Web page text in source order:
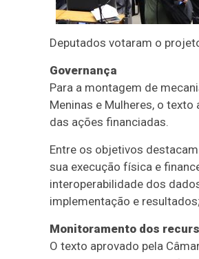
Deputados votaram o
Governança
Para a montagem de
Meninas e Mulheres, o
das ações financiadas.
Entre os objetivos
sua execução física e
interoperabilidade dos
implementação e
Monitoramento dos
O texto aprovado pela